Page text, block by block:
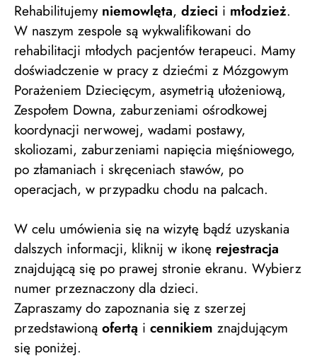
Rehabilitujemy niemowlęta, dzieci i młodzież.
W naszym zespole są wykwalifikowani do
rehabilitacji młodych pacjentów terapeuci. Mamy
doświadczenie w pracy z dziećmi z Mózgowym
Porażeniem Dziecięcym, asymetrią ułożeniową,
Zespołem Downa, zaburzeniami ośrodkowej
koordynacji nerwowej, wadami postawy,
skoliozami, zaburzeniami napięcia mięśniowego,
po złamaniach i skręceniach stawów, po
operacjach, w przypadku chodu na palcach.
W celu umówienia się na wizytę bądź uzyskania
dalszych informacji, kliknij w ikonę rejestracja
znajdującą się po prawej stronie ekranu. Wybierz
numer przeznaczony dla dzieci.
Zapraszamy do zapoznania się z szerzej
przedstawioną ofertą i cennikiem znajdującym
się poniżej.